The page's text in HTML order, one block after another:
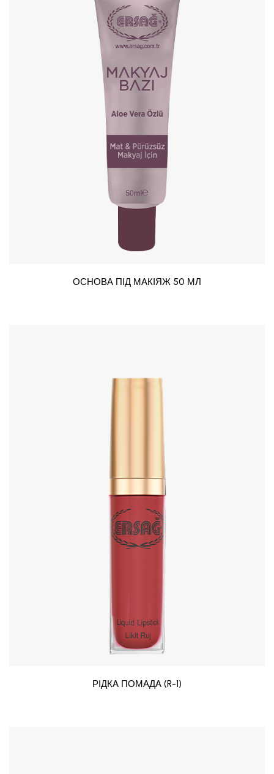
ОСНОВА ПІД МАКІЯЖ 50 МЛ
РІДКА ПОМАДА (R-1)